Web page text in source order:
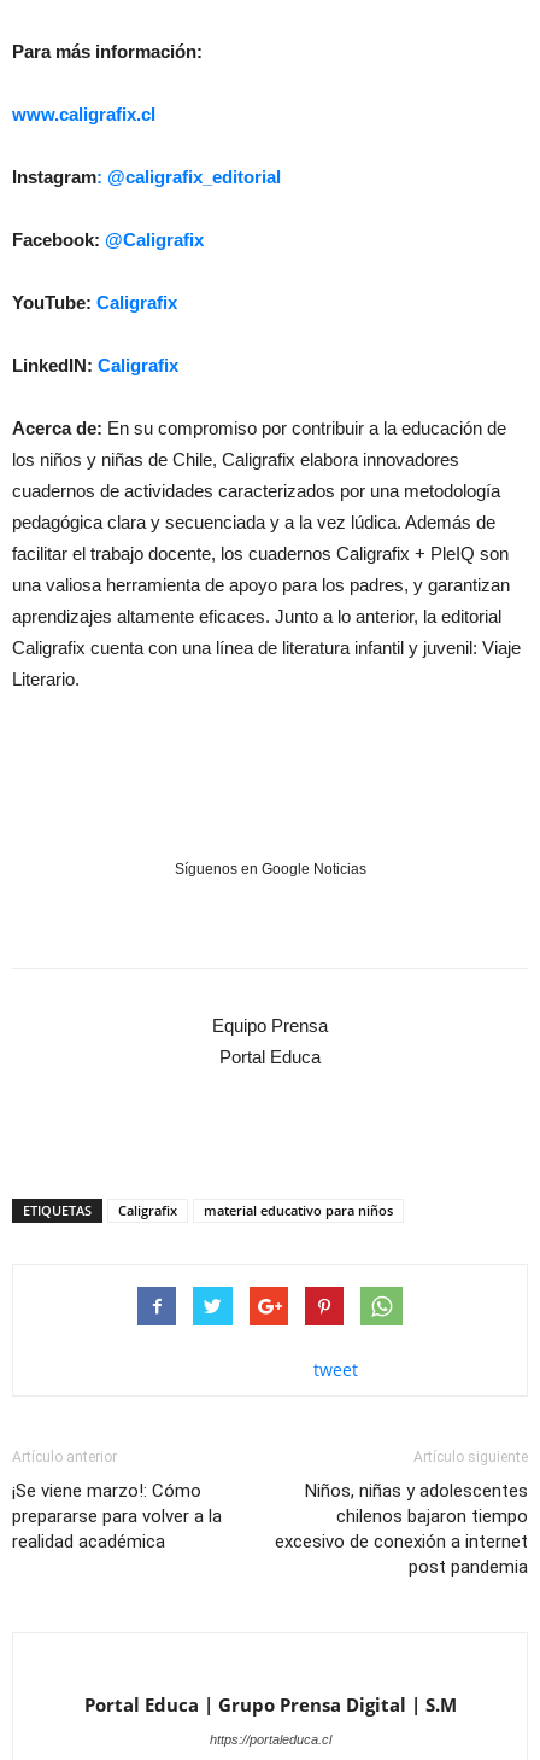
Para más información:
www.caligrafix.cl
Instagram: @caligrafix_editorial
Facebook: @Caligrafix
YouTube: Caligrafix
LinkedIN: Caligrafix
Acerca de: En su compromiso por contribuir a la educación de
los niños y niñas de Chile, Caligrafix elabora innovadores
cuadernos de actividades caracterizados por una metodología
pedagógica clara y secuenciada y a la vez lúdica. Además de
facilitar el trabajo docente, los cuadernos Caligrafix + PleIQ son
una valiosa herramienta de apoyo para los padres, y garantizan
aprendizajes altamente eficaces. Junto a lo anterior, la editorial
Caligrafix cuenta con una línea de literatura infantil y juvenil: Viaje
Literario.
Síguenos en Google Noticias
Equipo Prensa
Portal Educa
ETIQUETAS Caligrafix material educativo para niños
tweet
Artículo anterior
¡Se viene marzo!: Cómo
prepararse para volver a la
realidad académica
Artículo siguiente
Niños, niñas y adolescentes
chilenos bajaron tiempo
excesivo de conexión a internet
post pandemia
Portal Educa | Grupo Prensa Digital | S.M
https://portaleduca.cl